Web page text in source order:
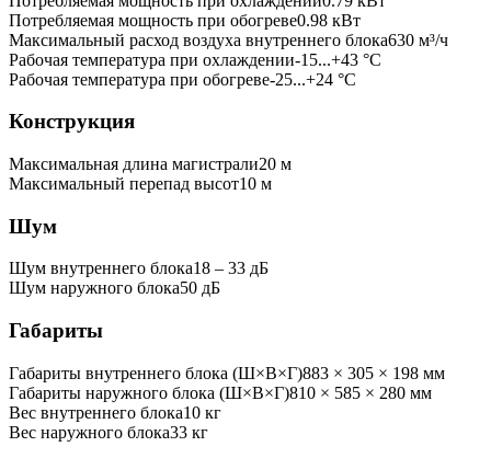
Потребляемая мощность при обогреве0.98 кВт
Максимальный расход воздуха внутреннего блока630 м³/ч
Рабочая температура при охлаждении-15...+43 °C
Рабочая температура при обогреве-25...+24 °C
Конструкция
Максимальная длина магистрали20 м
Максимальный перепад высот10 м
Шум
Шум внутреннего блока18 ‒ 33 дБ
Шум наружного блока50 дБ
Габариты
Габариты внутреннего блока (Ш×В×Г)883 × 305 × 198 мм
Габариты наружного блока (Ш×В×Г)810 × 585 × 280 мм
Вес внутреннего блока10 кг
Вес наружного блока33 кг